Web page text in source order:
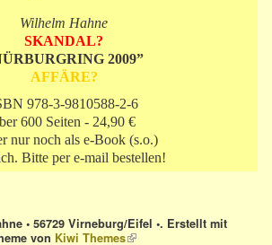
Wilhelm Hahne
SKANDAL?
2009”
AFFÄRE?
978-3-9810588-2-6
600 Seiten - 24,90 €
nur noch als e-Book (s.o.)
Bitte per e-mail bestellen!
• 56729 Virneburg/Eifel •. Erstellt mit
von Kiwi Themes(link is external)